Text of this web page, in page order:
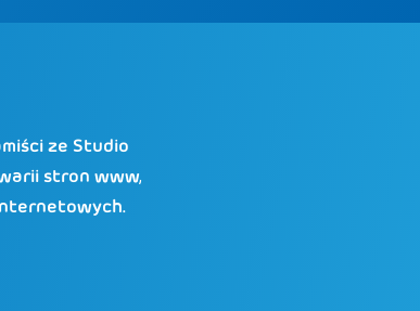
ze Studio
stron www,